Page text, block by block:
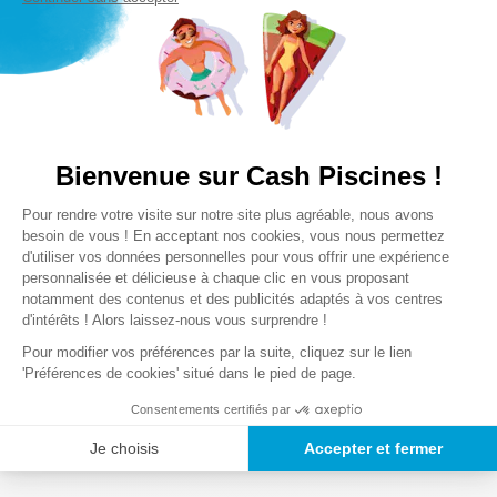
Voici la marche à suivre pour étalonner votre sonde :
Appuyer sur le bouton CAL pendant au moins 3
Insérer la sonde dans la solution tampon de pH 7
Dès que la mesure est stabilisée, seul le mot pH
clignote et la mesure relevée apparaît
Confirmer la valeur avec CAL, l'insciption "9.0 pH"
clignote
Nettoyer la sonde avec un mouchoir en papier humidifié
avec de l’eau
Insérer la sonde dans la solution tampon de pH 9
Dès que la mesure est stabilisée, seul le mot pH
clignote et la mesure relevée apparaît
Confirmer la valeur avec CAL
Lire la suite
Volume max du bassin
50 m³
Calibration sur 2 points : pH 7 et pH 9
Fonctionnalités
Affichage valeur du ph
Les plus
Régule le pH de l'eau avec une précision
maximale
Mode d'intervention (acide ou basique)
meilleure lisibilité des informations
Livré avec un kit d'installation complet
- Sonde pH avec câble de 5m
- Collier de prise en charge
Bienvenue sur Cash Piscines !
Plateforme de Gestion du
Pour rendre votre visite sur notre site plus agréable, nous avons
besoin de vous ! En acceptant nos cookies, vous nous permettez
d'utiliser vos données personnelles pour vous offrir une expérience
personnalisée et délicieuse à chaque clic en vous proposant
notamment des contenus et des publicités adaptés à vos centres
d'intérêts ! Alors laissez-nous vous surprendre !
Pour modifier vos préférences par la suite, cliquez sur le lien
'Préférences de cookies' situé dans le pied de page.
Consentements certifiés par
Je choisis Accepter et fermer
Axeptio consent